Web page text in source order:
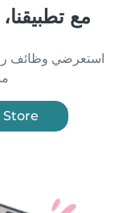
مع
استعرضي وظائف